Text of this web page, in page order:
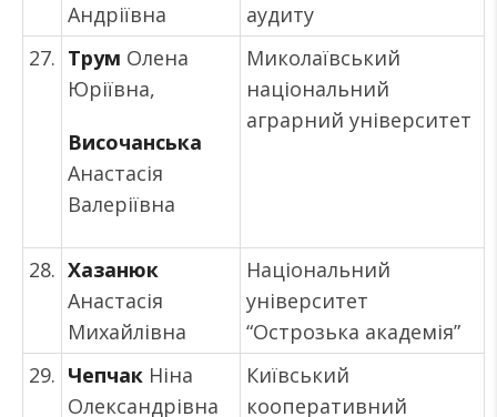
Андріївна
аудиту
27. Трум Олена
Юріївна,
Височанська
Анастасія
Валеріївна
Миколаївський
національний
аграрний університет
28. Хазанюк
Анастасія
Михайлівна
Національний
університет
“Острозька академія”
29. Чепчак Ніна
Олександрівна
Київський
кооперативний